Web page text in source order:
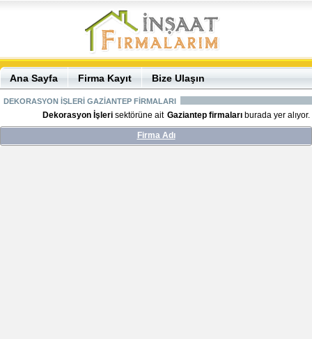
Ana Sayfa Firma Kayıt Bize Ulaşın
DEKORASYON İŞLERİ GAZİANTEP FİRMALARI
Dekorasyon İşleri sektörüne ait Gaziantep firmaları burada yer alıyor.
Firma Adı